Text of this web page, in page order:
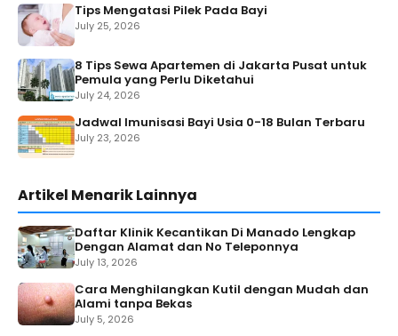
Tips Mengatasi Pilek Pada Bayi
July 25, 2026
8 Tips Sewa Apartemen di Jakarta Pusat untuk
Pemula yang Perlu Diketahui
July 24, 2026
Jadwal Imunisasi Bayi Usia 0-18 Bulan Terbaru
July 23, 2026
Artikel Menarik Lainnya
Daftar Klinik Kecantikan Di Manado Lengkap
Dengan Alamat dan No Teleponnya
July 13, 2026
Cara Menghilangkan Kutil dengan Mudah dan
Alami tanpa Bekas
July 5, 2026